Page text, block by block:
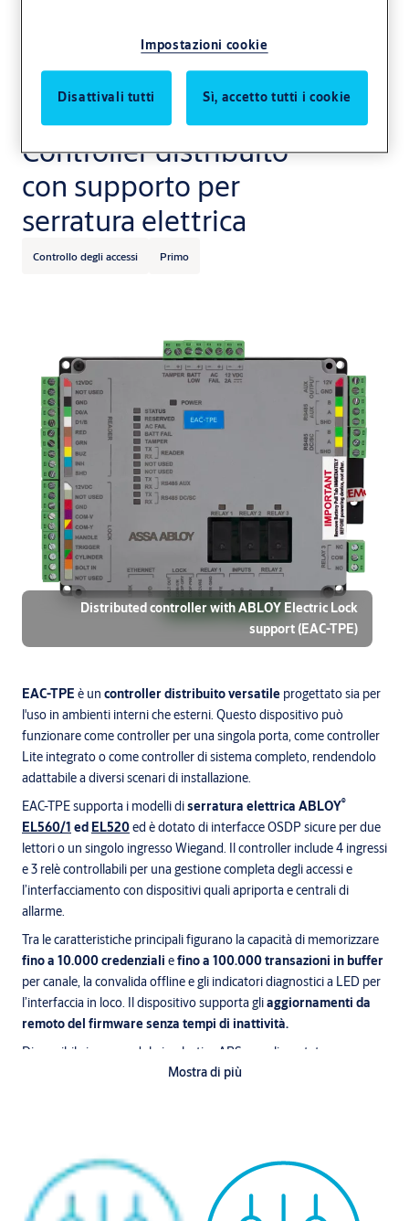
Controller distribuito
con supporto per
serratura elettrica
Controllo degli accessi Primo
EAC-TPE è un controller distribuito versatile progettato sia per
l'uso in ambienti interni che esterni. Questo dispositivo può
funzionare come controller per una singola porta, come controller
Lite integrato o come controller di sistema completo, rendendolo
adattabile a diversi scenari di installazione.
EAC-TPE supporta i modelli diserratura elettrica ABLOY®
EL560/1 ed EL520ed è dotato di interfacce OSDP sicure per due
lettori o un singolo ingresso Wiegand. Il controller include 4 ingressi
e 3 relè controllabili per una gestione completa degli accessi e
l’interfacciamento con dispositivi quali apriporta e centrali di
allarme.
Tra le caratteristiche principali figurano la capacità di memorizzare
fino a 10.000 credenziali efino a 100.000 transazioni in buffer
per canale, la convalida offline e gli indicatori diagnostici a LED per
l’interfaccia in loco. Il dispositivo supporta gliaggiornamenti da
remoto del firmware senza tempi di inattività.
Disponibile in un modulo in plastica ABS con alimentatore
integrato, EAC-TPE garantisce unfunzionamento sicuro e
l’EAC-TPE supportadistanze di comunicazione fino a 150 metri
per Wiegand
fino a 1.000 metri per OSDP
Mostra di più
Distributed controller with ABLOY Electric Lock
support (EAC-TPE)
Impostazioni cookie
Disattivali tutti Sì, accetto tutti i cookie